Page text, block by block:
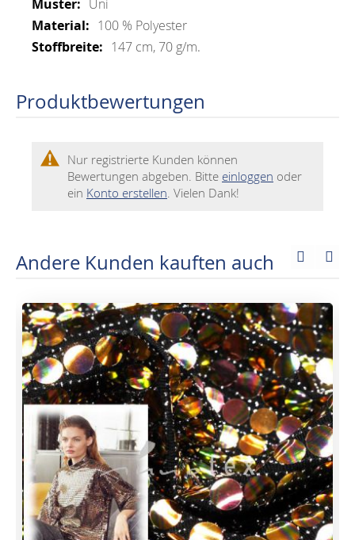
Uni
100 % Polyester
147 cm, 70 g/m.
Produktbewertungen
Nur registrierte Kunden können
Bewertungen abgeben. Bitte einloggen oder
ein Konto erstellen. Vielen Dank!
Andere Kunden kauften auch